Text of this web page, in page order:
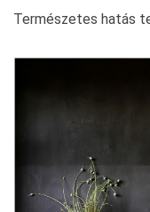
Természetes hatás